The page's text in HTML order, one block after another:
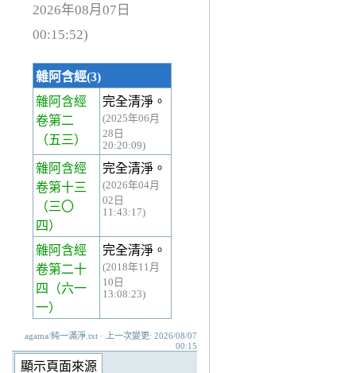
2026年08月07日
00:15:52)
雜阿含經(3)
雜阿含經
卷第二
（五三）
完全清淨。
(2025年06月
28日
20:20:09)
雜阿含經
卷第十三
（三〇
四）
完全清淨。
(2026年04月
02日
11:43:17)
雜阿含經
卷第二十
四
（六一
一）
完全清淨。
(2018年11月
10日
13:08:23)
agama/純一滿淨.txt · 上一次變更: 2026/08/07
00:15